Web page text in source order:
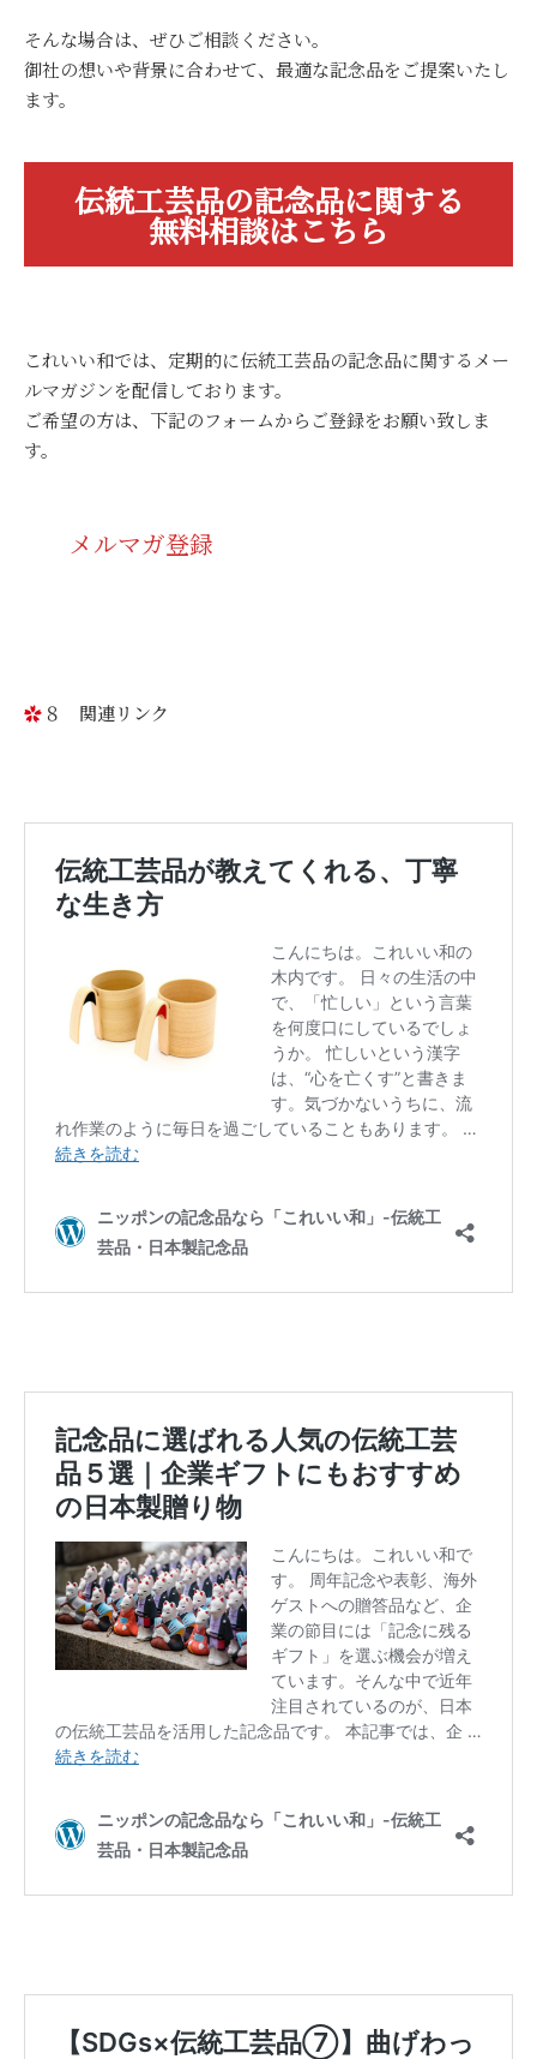
そんな場合は、ぜひご相談ください。
御社の想いや背景に合わせて、最適な記念品をご提案いたし
ます。
伝統工芸品の記念品に関する
無料相談はこちら
これいい和では、定期的に伝統工芸品の記念品に関するメー
ルマガジンを配信しております。
ご希望の方は、下記のフォームからご登録をお願い致しま
す。
メルマガ登録
８ 関連リンク